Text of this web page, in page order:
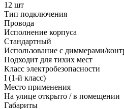
12 шт
Тип подключения
Провода
Исполнение корпуса
Стандартный
Использование с диммерами/
Подходит для тихих мест
Класс электробезопасности
I (1-й класс)
Место применения
На улице открыто / в помещении
Габариты